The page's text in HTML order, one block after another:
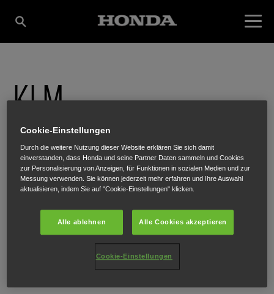
KLM
KRAFTFAHRZEUGE &
LANDMASCHINEN
GES.M.B.H.
Neumarkt,4720
Cookie-Einstellungen
Durch die weitere Nutzung dieser Website erklären Sie sich damit
einverstanden, dass Honda und seine Partner Daten sammeln und Cookies
zur Personalisierung von Anzeigen, für Funktionen in sozialen Medien und zur
Messung verwenden. Sie können jederzeit mehr erfahren und Ihre Auswahl
aktualisieren, indem Sie auf "Cookie-Einstellungen" klicken.
Alle ablehnen Alle Cookies akzeptieren
Cookie-Einstellungen